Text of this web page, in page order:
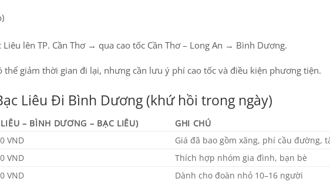
Liêu lên TP. Cần Thơ → qua cao tốc Cần Thơ – Long An → Bình Dương.
thể giảm thời gian đi lại, nhưng cần lưu ý phí cao tốc và điều kiện phương tiện.
Liêu Đi Bình Dương (khứ hồi trong ngày)
– BÌNH DƯƠNG – BẠC LIÊU)
GHI CHÚ
VND
Giá đã bao gồm xăng, phí cầu đường,
VND
Thích hợp nhóm gia đình, bạn bè
VND
Dành cho đoàn nhỏ 10–16 người